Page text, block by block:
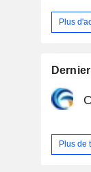
Plus
Plus de